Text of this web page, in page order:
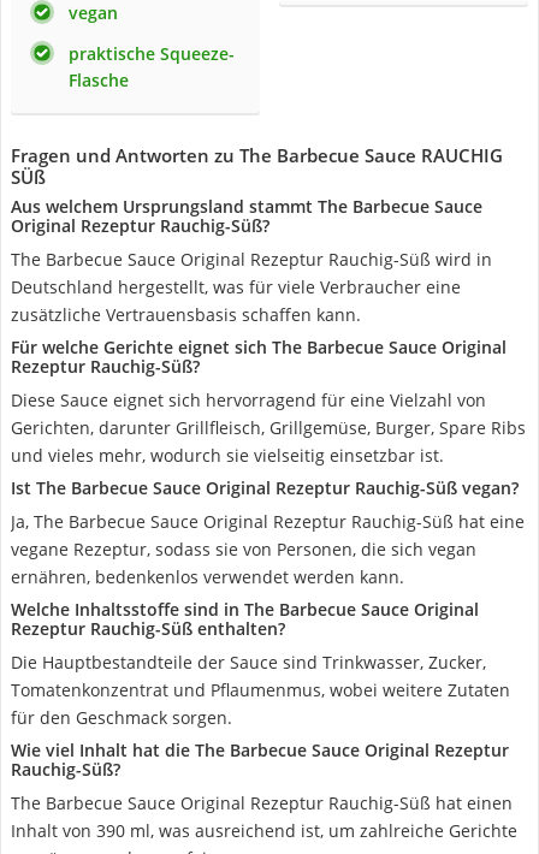
vegan
praktische Squeeze-
Flasche
Fragen und Antworten zu The Barbecue Sauce RAUCHIG
SÜß
Aus welchem Ursprungsland stammt The Barbecue Sauce
Original Rezeptur Rauchig-Süß?
The Barbecue Sauce Original Rezeptur Rauchig-Süß wird in
Deutschland hergestellt, was für viele Verbraucher eine
zusätzliche Vertrauensbasis schaffen kann.
Für welche Gerichte eignet sich The Barbecue Sauce Original
Rezeptur Rauchig-Süß?
Diese Sauce eignet sich hervorragend für eine Vielzahl von
Gerichten, darunter Grillfleisch, Grillgemüse, Burger, Spare Ribs
und vieles mehr, wodurch sie vielseitig einsetzbar ist.
Ist The Barbecue Sauce Original Rezeptur Rauchig-Süß vegan?
Ja, The Barbecue Sauce Original Rezeptur Rauchig-Süß hat eine
vegane Rezeptur, sodass sie von Personen, die sich vegan
ernähren, bedenkenlos verwendet werden kann.
Welche Inhaltsstoffe sind in The Barbecue Sauce Original
Rezeptur Rauchig-Süß enthalten?
Die Hauptbestandteile der Sauce sind Trinkwasser, Zucker,
Tomatenkonzentrat und Pflaumenmus, wobei weitere Zutaten
für den Geschmack sorgen.
Wie viel Inhalt hat die The Barbecue Sauce Original Rezeptur
Rauchig-Süß?
The Barbecue Sauce Original Rezeptur Rauchig-Süß hat einen
Inhalt von 390 ml, was ausreichend ist, um zahlreiche Gerichte